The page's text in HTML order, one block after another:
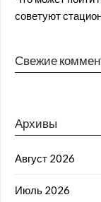
советуют
Свежие
Архивы
Август 2026
Июль 2026